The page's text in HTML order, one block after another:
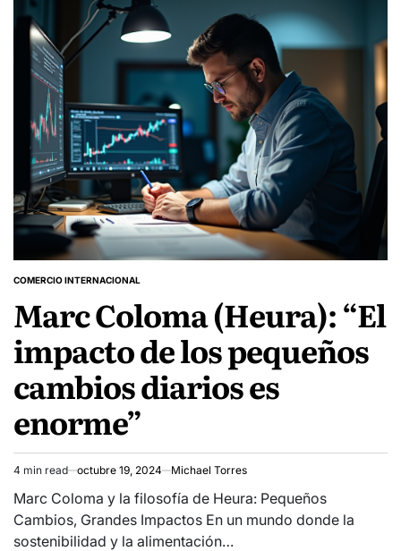
POSTED
COMERCIO INTERNACIONAL
Marc Coloma (Heura): “El
impacto de los pequeños
cambios diarios es
enorme”
Estimated
read
time
4 min read octubre 19, 2024 Michael Torres
Marc Coloma y la filosofía de Heura: Pequeños
Cambios, Grandes Impactos En un mundo donde la
sostenibilidad y la alimentación…